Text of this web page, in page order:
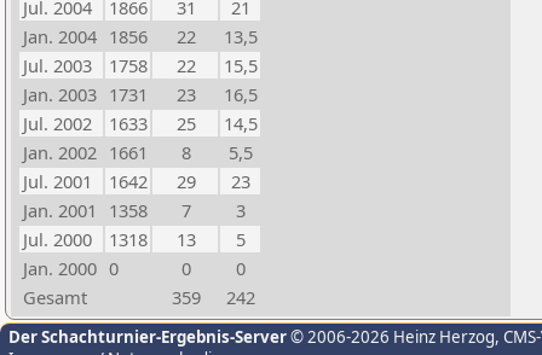
Jul. 2004
1866 31
21
Jan. 2004 1856 22
13,5
Jul. 2003
1758 22
15,5
Jan. 2003 1731 23
16,5
Jul. 2002
1633 25
14,5
Jan. 2002 1661 8
5,5
Jul. 2001
1642 29
23
Jan. 2001
1358 7
3
Jul. 2000
1318 13
5
Jan. 2000 0 0
0
Gesamt
359 242
Der Schachturnier-Ergebnis-Server© 2006-2026 Heinz Herzog,